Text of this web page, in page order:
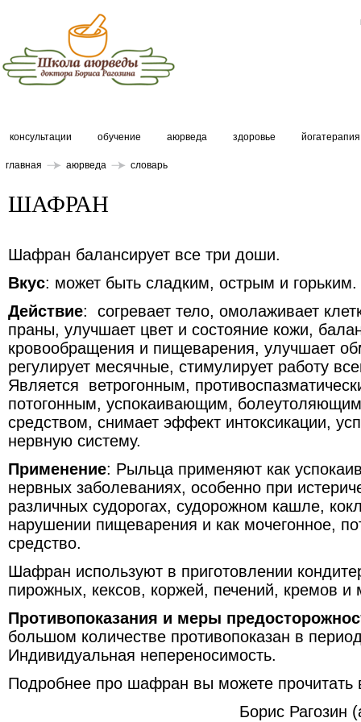
консультации обучение аюрведа здоровье йогатерапия
главная аюрведа словарь
ШАФРАН
Шафран балансирует все три доши.
Вкус: может быть сладким, острым и горьким.
Действие: согревает тело, омолаживает
праны, улучшает цвет и состояние кожи,
кровообращения и пищеварения, улучшает
регулирует месячные, стимулирует работу
Является ветрогонным,
потогонным, успокаивающим,
средством, снимает эффект интоксикации,
нервную систему.
Применение: Рыльца применяют как
нервных заболеваниях, особенно при
различных судорогах, судорожном кашле,
нарушении пищеварения и как мочегонное,
средство.
Шафран используют в приготовлении
пирожных, кексов, коржей, печений, кремов и
Противопоказания и меры
большом количестве противопоказан в
Индивидуальная непереносимость.
Подробнее про шафран вы можете прочитать
Борис Рагозин